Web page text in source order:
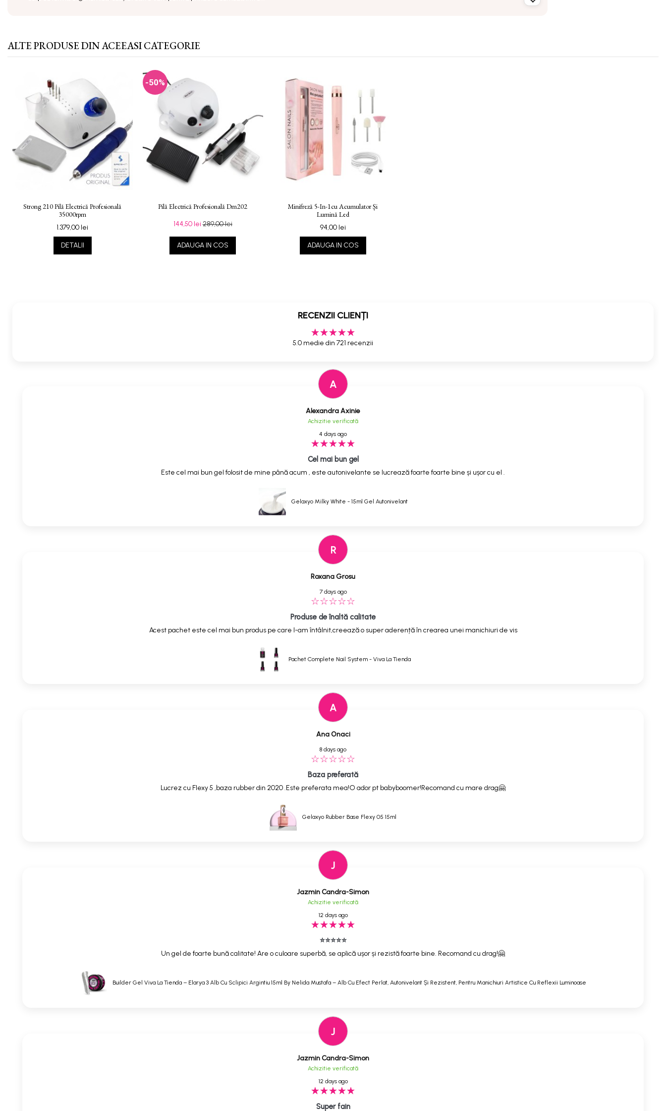
ALTE PRODUSE DIN ACEEASI CATEGORIE
Strong 210 Pilă Electrică Profesională
35000rpm
1.379,00 lei
DETALII
-50%
Pilă Electrică Profesională Dm202
144,50 lei289,00 lei
ADAUGA IN COS
Minifreză 5-In-1cu Acumulator Și
Lumină Led
94,00 lei
ADAUGA IN COS
RECENZII CLIENȚI
5.0 medie din 721 recenzii
A
Alexandra Axinie
Achizitie verificată
4 days ago
Cel mai bun gel
Este cel mai bun gel folosit de mine până acum , este autonivelante se lucrează foarte foarte bine și ușor cu el .
Gelaxyo Milky White - 15ml Gel Autonivelant
R
Roxana Grosu
7 days ago
Produse de înaltă calitate
Acest pachet este cel mai bun produs pe care l-am întâlnit,creează o super aderență în crearea unei manichiuri de vis
Pachet Complete Nail System - Viva La Tienda
A
Ana Onaci
8 days ago
Baza preferată
Lucrez cu Flexy 5 ,baza rubber din 2020 .Este preferata mea!O ador pt babyboomer!Recomand cu mare drag🤗
Gelaxyo Rubber Base Flexy 05 15ml
J
Jazmin Candra-Simon
Achizitie verificată
12 days ago
⭐⭐⭐⭐⭐
Un gel de foarte bună calitate! Are o culoare superbă, se aplică ușor și rezistă foarte bine. Recomand cu drag!🤗
Builder Gel Viva La Tienda – Elarya 3 Alb Cu Sclipici Argintiu 15ml By Nelida Mustafa – Alb Cu Efect Perlat, Autonivelant Și Rezistent, Pentru Manichiuri Artistice Cu Reflexii Luminoase
J
Jazmin Candra-Simon
Achizitie verificată
12 days ago
Super fain